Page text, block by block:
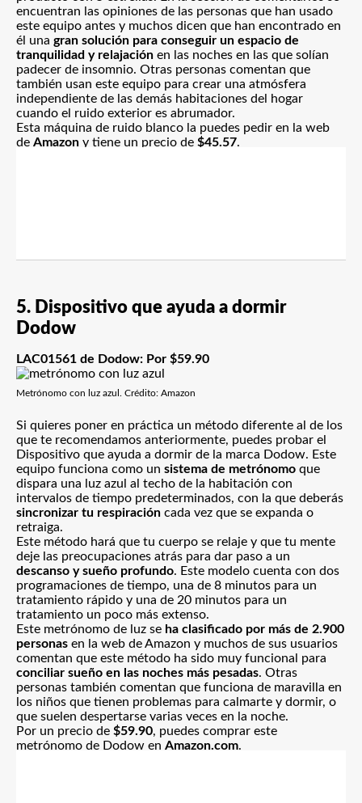
encuentran las opiniones de las personas que han usado
este equipo antes y muchos dicen que han encontrado en
él una gran solución para conseguir un espacio de
tranquilidad y relajación en las noches en las que solían
padecer de insomnio. Otras personas comentan que
también usan este equipo para crear una atmósfera
independiente de las demás habitaciones del hogar
cuando el ruido exterior es abrumador.
Esta máquina de ruido blanco la puedes pedir en la web
de Amazon y tiene un precio de $45.57.
5. Dispositivo que ayuda a dormir
Dodow
LAC01561 de Dodow: Por $59.90
Metrónomo con luz azul. Crédito: Amazon
Si quieres poner en práctica un método diferente al de los
que te recomendamos anteriormente, puedes probar el
Dispositivo que ayuda a dormir de la marca Dodow. Este
equipo funciona como un sistema de metrónomo que
dispara una luz azul al techo de la habitación con
intervalos de tiempo predeterminados, con la que deberás
sincronizar tu respiración cada vez que se expanda o
retraiga.
Este método hará que tu cuerpo se relaje y que tu mente
deje las preocupaciones atrás para dar paso a un
descanso y sueño profundo. Este modelo cuenta con dos
programaciones de tiempo, una de 8 minutos para un
tratamiento rápido y una de 20 minutos para un
tratamiento un poco más extenso.
Este metrónomo de luz se ha clasificado por más de 2.900
personas en la web de Amazon y muchos de sus usuarios
comentan que este método ha sido muy funcional para
conciliar sueño en las noches más pesadas. Otras
personas también comentan que funciona de maravilla en
los niños que tienen problemas para calmarte y dormir, o
que suelen despertarse varias veces en la noche.
Por un precio de $59.90, puedes comprar este
metrónomo de Dodow en Amazon.com.